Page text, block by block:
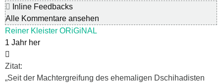
Inline Feedbacks
Alle Kommentare ansehen
Reiner Kleister ORiGiNAL
1 Jahr her
Zitat:
„Seit der Machtergreifung des ehemaligen Dschihadisten